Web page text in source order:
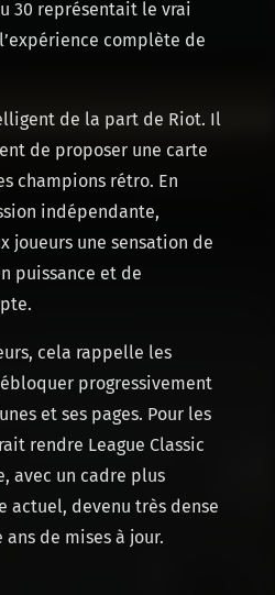
30 représentait le vrai
complète de
de la part de Riot. Il
de proposer une carte
champions rétro. En
indépendante,
joueurs une sensation de
puissance et de
cela rappelle les
progressivement
et ses pages. Pour les
rendre League Classic
avec un cadre plus
actuel, devenu très dense
de mises à jour.